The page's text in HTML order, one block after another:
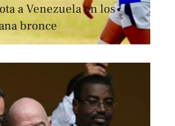
a Venezuela en los
bronce